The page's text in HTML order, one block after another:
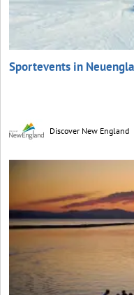
Sportevents in
Discover New England